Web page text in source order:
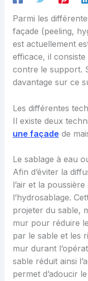
Parmi les
façade (peeling,
est actuellement
efficace, il
contre le support.
davantage sur ce
Les différentes
Il existe deux
une façade de
Le sablage à eau
Afin d’éviter la
l’air et la
l’hydrosablage.
projeter du sable,
mur pour réduire
par le sable et les
mur durant
sable réduit ainsi
permet d’adoucir